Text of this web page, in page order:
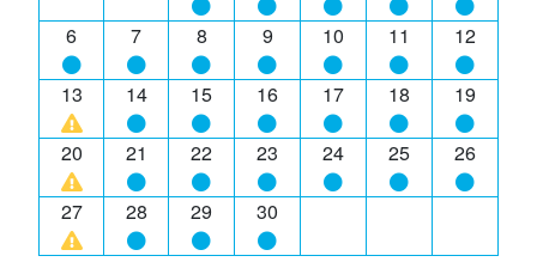
6 7 8 9 10 11 12
13 14 15 16 17 18 19
20 21 22 23 24 25 26
27 28 29 30